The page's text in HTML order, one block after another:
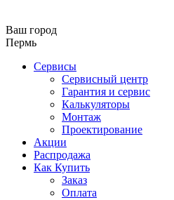
Ваш город
Пермь
Сервисы
Сервисный центр
Гарантия и сервис
Калькуляторы
Монтаж
Проектирование
Акции
Распродажа
Как Купить
Заказ
Оплата